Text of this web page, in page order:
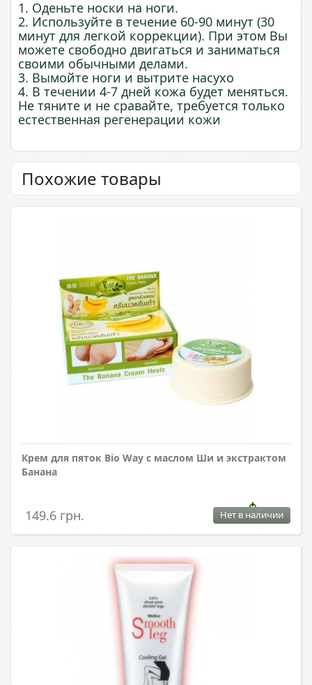
1. Оденьте носки на ноги.
2. Используйте в течение 60-90 минут (30
минут для легкой коррекции). При этом Вы
можете свободно двигаться и заниматься
своими обычными делами.
3. Вымойте ноги и вытрите насухо
4. В течении 4-7 дней кожа будет меняться.
Не тяните и не сравайте, требуется только
естественная регенерации кожи
Похожие товары
Крем для пяток Bio Way с маслом Ши и экстрактом
Банана
149.6 грн. Нет в наличии